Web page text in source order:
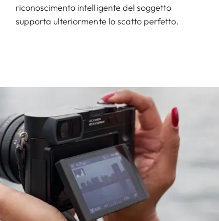
riconoscimento intelligente del soggetto
supporta ulteriormente lo scatto perfetto.